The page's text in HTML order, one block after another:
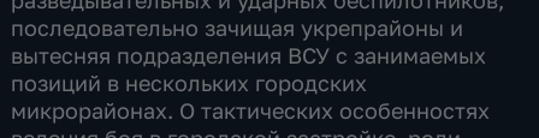
последовательно зачищая укрепрайоны и
вытесняя подразделения ВСУ с занимаемых
позиций в нескольких городских
микрорайонах. О тактических особенностях